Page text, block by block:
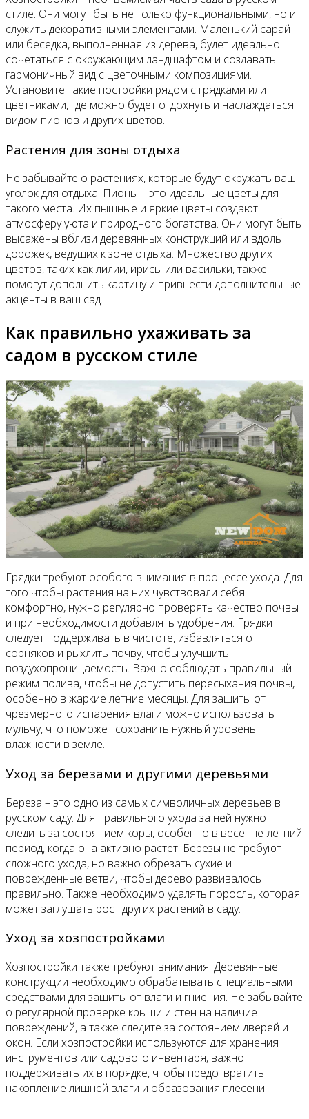
стиле. Они могут быть не только функциональными, но и
служить декоративными элементами. Маленький сарай
или беседка, выполненная из дерева, будет идеально
сочетаться с окружающим ландшафтом и создавать
гармоничный вид с цветочными композициями.
Установите такие постройки рядом с грядками или
цветниками, где можно будет отдохнуть и наслаждаться
видом пионов и других цветов.
Растения для зоны отдыха
Не забывайте о растениях, которые будут окружать ваш
уголок для отдыха. Пионы – это идеальные цветы для
такого места. Их пышные и яркие цветы создают
атмосферу уюта и природного богатства. Они могут быть
высажены вблизи деревянных конструкций или вдоль
дорожек, ведущих к зоне отдыха. Множество других
цветов, таких как лилии, ирисы или васильки, также
помогут дополнить картину и привнести дополнительные
акценты в ваш сад.
Как правильно ухаживать за
садом в русском стиле
Грядки требуют особого внимания в процессе ухода. Для
того чтобы растения на них чувствовали себя
комфортно, нужно регулярно проверять качество почвы
и при необходимости добавлять удобрения. Грядки
следует поддерживать в чистоте, избавляться от
сорняков и рыхлить почву, чтобы улучшить
воздухопроницаемость. Важно соблюдать правильный
режим полива, чтобы не допустить пересыхания почвы,
особенно в жаркие летние месяцы. Для защиты от
чрезмерного испарения влаги можно использовать
мульчу, что поможет сохранить нужный уровень
влажности в земле.
Уход за березами и другими деревьями
Береза – это одно из самых символичных деревьев в
русском саду. Для правильного ухода за ней нужно
следить за состоянием коры, особенно в весенне-летний
период, когда она активно растет. Березы не требуют
сложного ухода, но важно обрезать сухие и
поврежденные ветви, чтобы дерево развивалось
правильно. Также необходимо удалять поросль, которая
может заглушать рост других растений в саду.
Уход за хозпостройками
Хозпостройки также требуют внимания. Деревянные
конструкции необходимо обрабатывать специальными
средствами для защиты от влаги и гниения. Не забывайте
о регулярной проверке крыши и стен на наличие
повреждений, а также следите за состоянием дверей и
окон. Если хозпостройки используются для хранения
инструментов или садового инвентаря, важно
поддерживать их в порядке, чтобы предотвратить
накопление лишней влаги и образования плесени.